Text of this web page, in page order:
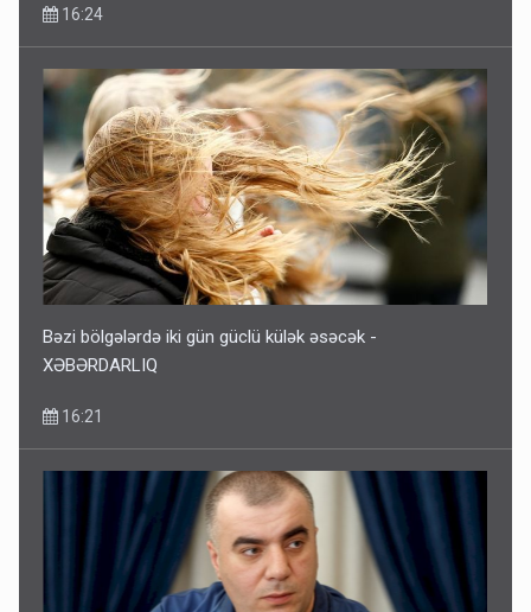
16:24
Bəzi bölgələrdə iki gün güclü külək əsəcək -
XƏBƏRDARLIQ
16:21